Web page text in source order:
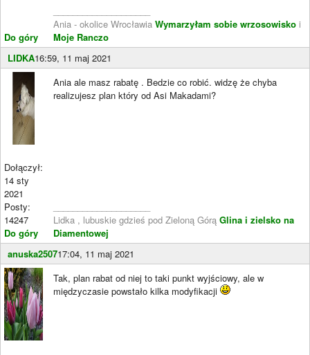
Do góry
Ania - okolice Wrocławia Wymarzyłam sobie wrzosowisko i
Moje Ranczo
LIDKA16:59, 11 maj 2021
Dołączył:
14 sty
2021
Posty:
14247
Do góry
Ania ale masz rabatę . Bedzie co robić. widzę że chyba
realizujesz plan który od Asi Makadami?
Lidka , lubuskie gdzieś pod Zieloną Górą Glina i zielsko na
Diamentowej
anuska250717:04, 11 maj 2021
Tak, plan rabat od niej to taki punkt wyjściowy, ale w
międzyczasie powstało kilka modyfikacji